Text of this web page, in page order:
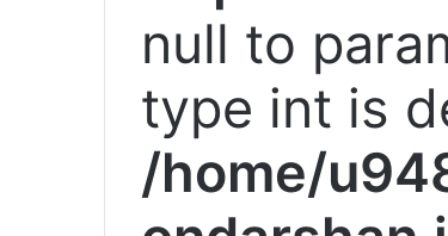
null to
type int is
/home/